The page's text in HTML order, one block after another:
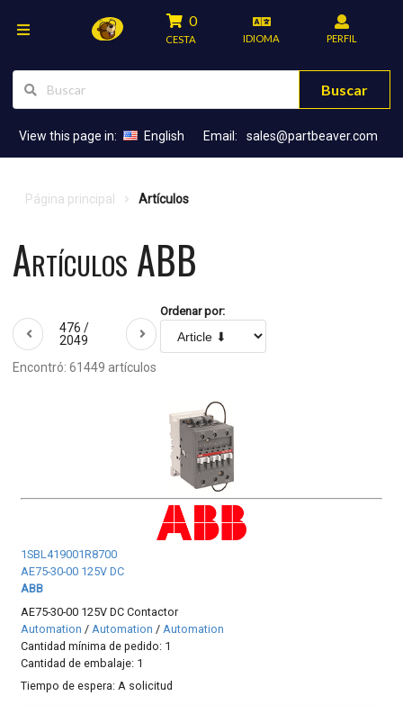
0
CESTA IDIOMA PERFIL
Buscar
View this page in: English Email: sales@partbeaver.com
Página principal Artículos
Artículos ABB
476 /
2049
Ordenar por:
Encontró: 61449 artículos
1SBL419001R8700
AE75-30-00 125V DC
ABB
AE75-30-00 125V DC Contactor
Automation / Automation / Automation
Cantidad mínima de pedido: 1
Cantidad de embalaje: 1
Tiempo de espera: A solicitud